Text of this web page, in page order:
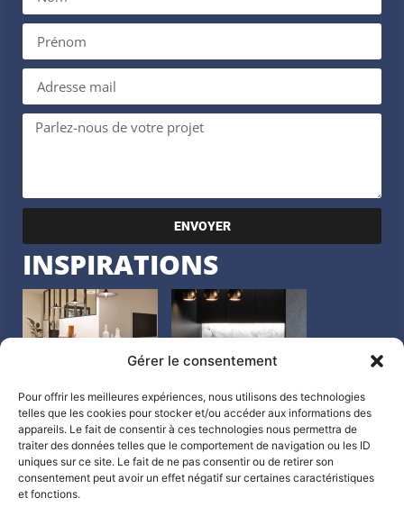
Gérer le consentement
Pour offrir les meilleures expériences, nous utilisons des technologies
telles que les cookies pour stocker et/ou accéder aux informations des
appareils. Le fait de consentir à ces technologies nous permettra de
traiter des données telles que le comportement de navigation ou les ID
uniques sur ce site. Le fait de ne pas consentir ou de retirer son
consentement peut avoir un effet négatif sur certaines caractéristiques
et fonctions.
ENVOYER
INSPIRATIONS